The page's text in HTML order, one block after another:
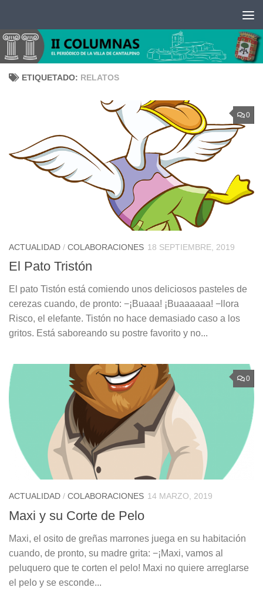
ETIQUETADO: RELATOS
0
ACTUALIDAD / COLABORACIONES 18 SEPTIEMBRE, 2019
El Pato Tristón
El pato Tistón está comiendo unos deliciosos pasteles de
cerezas cuando, de pronto: −¡Buaaa! ¡Buaaaaaa! −llora
Risco, el elefante. Tistón no hace demasiado caso a los
gritos. Está saboreando su postre favorito y no...
0
ACTUALIDAD / COLABORACIONES 14 MARZO, 2019
Maxi y su Corte de Pelo
Maxi, el osito de greñas marrones juega en su habitación
cuando, de pronto, su madre grita: −¡Maxi, vamos al
peluquero que te corten el pelo! Maxi no quiere arreglarse
el pelo y se esconde...